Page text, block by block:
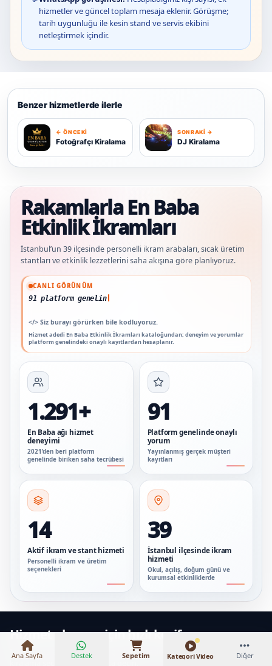
hizmetler ve güncel toplam mesaja eklenir. Görüşme;
tarih uygunluğu ile kesin stand ve servis ekibini
netleştirmek içindir.
Benzer hizmetlerde ilerle
F ← ÖNCEKI
Fotoğrafçı Kiralama D SONRAKI →
DJ Kiralama
Rakamlarla En Baba
Etkinlik İkramları
İstanbul’un 39 ilçesinde personelli ikram arabaları, sıcak üretim
stantları ve etkinlik lezzetlerini saha akışına göre planlıyoruz.
CANLI GÖRÜNÜM
91 platform genelinde onaylı yorum
</> Siz burayı görürken bile kodluyoruz.
Hizmet adedi En Baba Etkinlik İkramları kataloğundan; deneyim ve yorumlar
platform genelindeki onaylı kayıtlardan hesaplanır.
Güncel veriler: 1.291+ En Baba ağı hizmet deneyimi; 91 platform genelinde
1.291+
En Baba ağı hizmet
deneyimi
2021’den beri platform
genelinde biriken saha tecrübesi
91
Platform genelinde onaylı
yorum
Yayınlanmış gerçek müşteri
kayıtları
14
Aktif ikram ve stant hizmeti
Personelli ikram ve üretim
seçenekleri
39
İstanbul ilçesinde ikram
hizmeti
Okul, açılış, doğum günü ve
kurumsal etkinliklerde
Hizmet almanız için hızlı keşif
İhtiyacınıza en yakın hizmet grubunu seçin; ilgili organizasyon ve
kiralama seçeneklerine hızlıca geçin.
₺16.000 – ₺32.000
Ana Sayfa Destek Sepetim Kategori Video Diğer